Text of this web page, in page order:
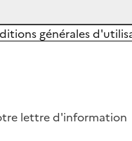
générales
lettre d'information